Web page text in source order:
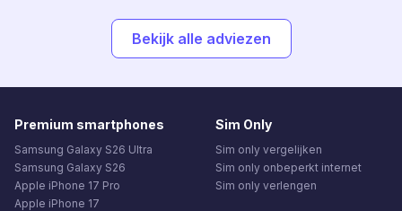
Bekijk alle adviezen
Premium smartphones
Samsung Galaxy S26 Ultra
Samsung Galaxy S26
Apple iPhone 17 Pro
Apple iPhone 17
Sim Only
Sim only vergelijken
Sim only onbeperkt internet
Sim only verlengen